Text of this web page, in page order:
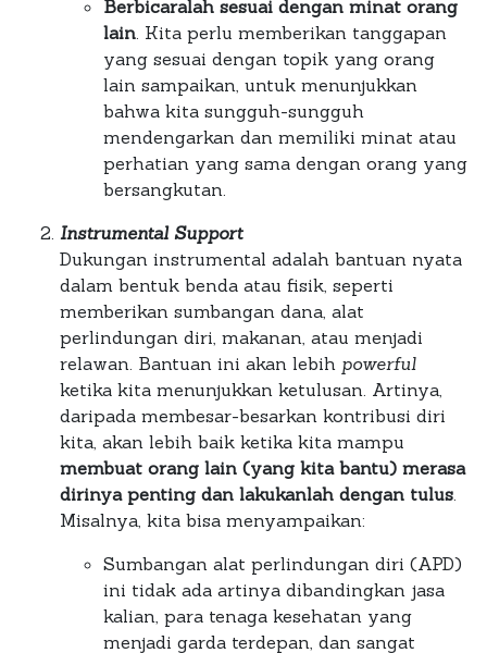
Berbicaralah sesuai dengan minat orang
lain. Kita perlu memberikan tanggapan
yang sesuai dengan topik yang orang
lain sampaikan, untuk menunjukkan
bahwa kita sungguh-sungguh
mendengarkan dan memiliki minat atau
perhatian yang sama dengan orang yang
bersangkutan.
Instrumental Support
Dukungan instrumental adalah bantuan nyata
dalam bentuk benda atau fisik, seperti
memberikan sumbangan dana, alat
perlindungan diri, makanan, atau menjadi
relawan. Bantuan ini akan lebih powerful
ketika kita menunjukkan ketulusan. Artinya,
daripada membesar-besarkan kontribusi diri
kita, akan lebih baik ketika kita mampu
membuat orang lain (yang kita bantu) merasa
dirinya penting dan lakukanlah dengan tulus.
Misalnya, kita bisa menyampaikan:
Sumbangan alat perlindungan diri (APD)
ini tidak ada artinya dibandingkan jasa
kalian, para tenaga kesehatan yang
menjadi garda terdepan, dan sangat